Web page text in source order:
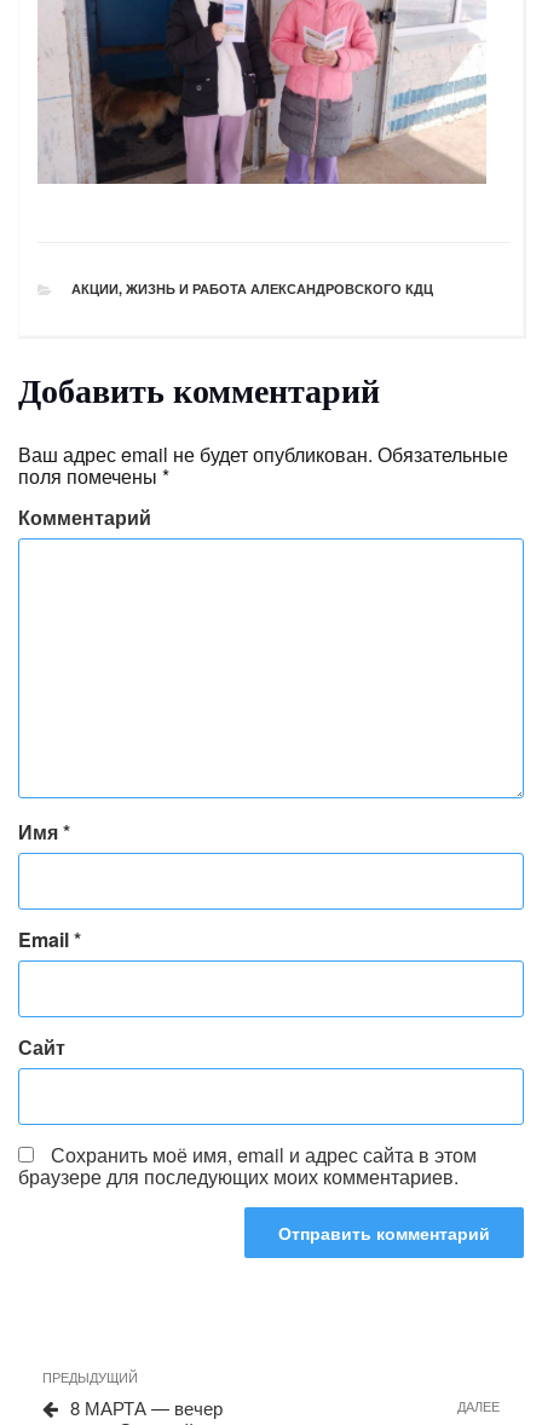
РУБРИКИ
АКЦИИ, ЖИЗНЬ И РАБОТА АЛЕКСАНДРОВСКОГО КДЦ
Добавить комментарий
Ваш адрес email не будет опубликован. Обязательные
поля помечены *
Комментарий
Имя*
Email*
Сайт
Сохранить моё имя, email и адрес сайта в этом
браузере для последующих моих комментариев.
Навигация
по
Предыдущая
запись
ПРЕДЫДУЩИЙ
8 МАРТА — вечер
ДАЛЕЕ